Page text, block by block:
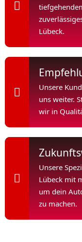
Lübeck.
Unsere
uns weiter.
wir in
Unsere
Lübeck mit
um dein
zu machen.